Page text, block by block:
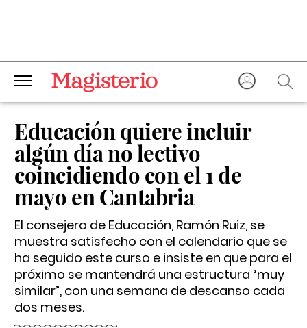
Educación quiere incluir
algún día no lectivo
coincidiendo con el 1 de
mayo en Cantabria
El consejero de Educación, Ramón Ruiz, se
muestra satisfecho con el calendario que se
ha seguido este curso e insiste en que para el
próximo se mantendrá una estructura “muy
similar”, con una semana de descanso cada
dos meses.